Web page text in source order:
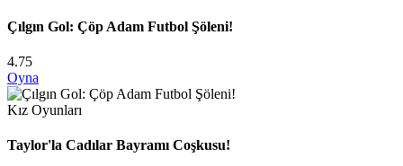
Çılgın Gol: Çöp Adam Futbol Şöleni!
4.75
Oyna
Kız Oyunları
Taylor'la Cadılar Bayramı Coşkusu!